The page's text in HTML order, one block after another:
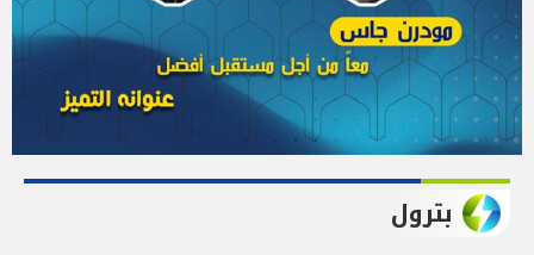
بترول